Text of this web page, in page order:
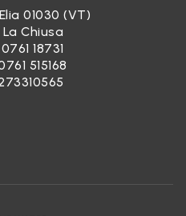
01030 (VT)
Chiusa
18731
515168